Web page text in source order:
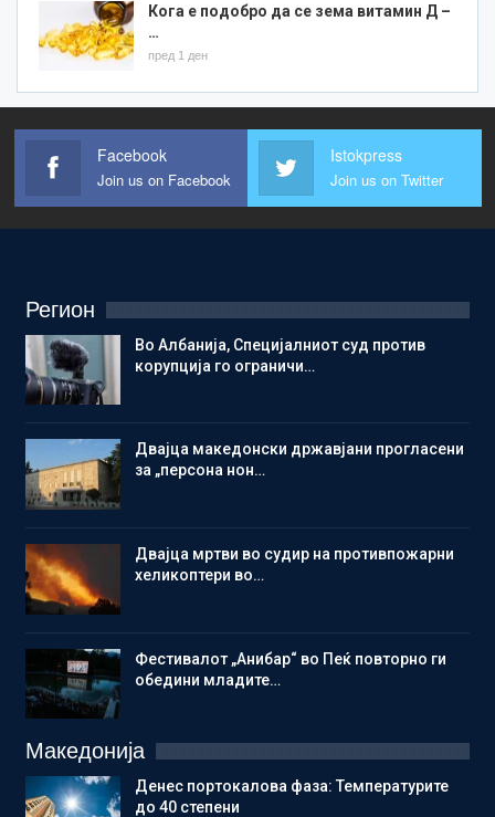
Кога е подобро да се зема витамин Д –
…
пред 1 ден
Facebook
Join us on Facebook
Istokpress
Join us on Twitter
Регион
Во Албанија, Специјалниот суд против
корупција го ограничи…
Двајца македонски државјани прогласени
за „персона нон…
Двајца мртви во судир на противпожарни
хеликоптери во…
Фестивалот „Анибар“ во Пеќ повторно ги
обедини младите…
Македонија
Денес портокалова фаза: Температурите
до 40 степени